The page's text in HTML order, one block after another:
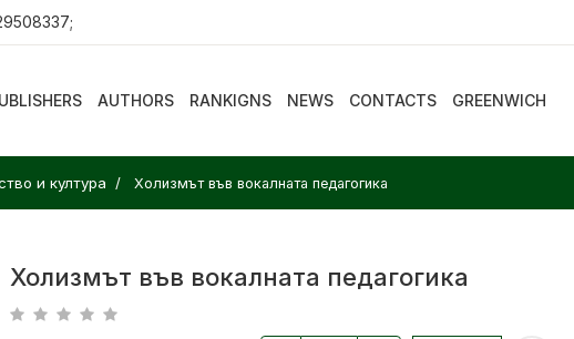
AUTHORS RANKIGNS NEWS CONTACTS GREENWICH
и култура Холизмът във вокалната педагогика
Холизмът във вокалната педагогика